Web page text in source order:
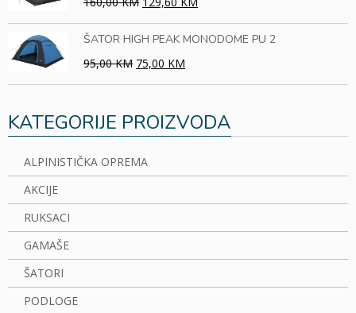
ŠATOR HIGH PEAK MONODOME PU 2
95,00 KM 75,00 KM
KATEGORIJE PROIZVODA
ALPINISTIČKA OPREMA
AKCIJE
RUKSACI
GAMAŠE
ŠATORI
PODLOGE